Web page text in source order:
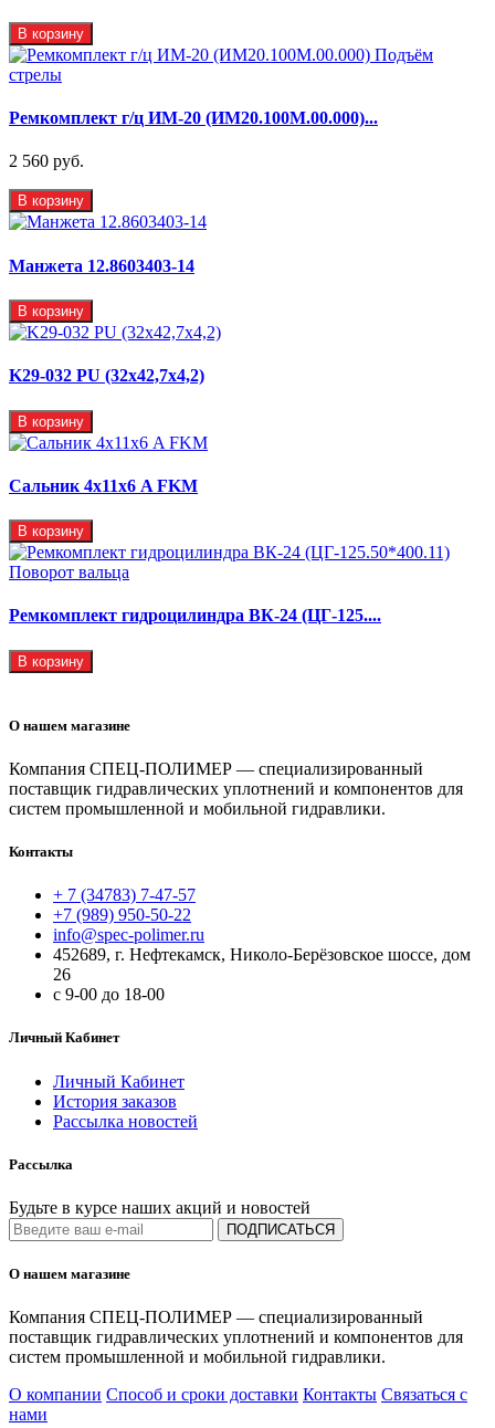
В корзину
Ремкомплект г/ц ИМ-20 (ИМ20.100М.00.000)...
2 560 руб.
В корзину
Манжета 12.8603403-14
В корзину
K29-032 PU (32x42,7x4,2)
В корзину
Сальник 4х11х6 A FKM
В корзину
Ремкомплект гидроцилиндра ВК-24 (ЦГ-125....
В корзину
О нашем магазине
Компания СПЕЦ-ПОЛИМЕР — специализированный
поставщик гидравлических уплотнений и компонентов для
систем промышленной и мобильной гидравлики.
Контакты
+ 7 (34783) 7-47-57
+7 (989) 950-50-22
info@spec-polimer.ru
452689, г. Нефтекамск, Николо-Берёзовское шоссе, дом
26
с 9-00 до 18-00
Личный Кабинет
Личный Кабинет
История заказов
Рассылка новостей
Рассылка
Будьте в курсе наших акций и новостей
ПОДПИСАТЬСЯ
О нашем магазине
Компания СПЕЦ-ПОЛИМЕР — специализированный
поставщик гидравлических уплотнений и компонентов для
систем промышленной и мобильной гидравлики.
О компании Способ и сроки доставки Контакты Связаться с
нами